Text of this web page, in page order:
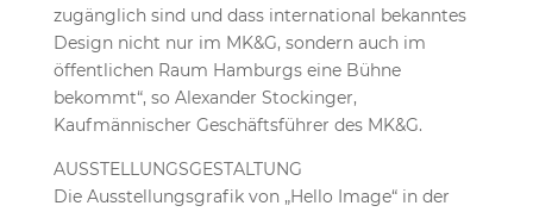
zugänglich sind und dass international bekanntes
Design nicht nur im MK&G, sondern auch im
öffentlichen Raum Hamburgs eine Bühne
bekommt“, so Alexander Stockinger,
Kaufmännischer Geschäftsführer des MK&G.
AUSSTELLUNGSGESTALTUNG
Die Ausstellungsgrafik von „Hello Image“ in der